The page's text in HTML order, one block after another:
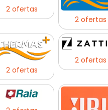
2 ofertas
2 ofertas
2 ofertas
2 ofertas